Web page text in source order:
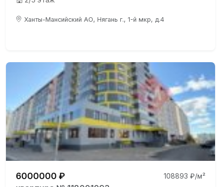
Ханты-Мансийский АО, Нягань г., 1-й мкр, д.4
6000000 ₽ 108893 ₽/м²